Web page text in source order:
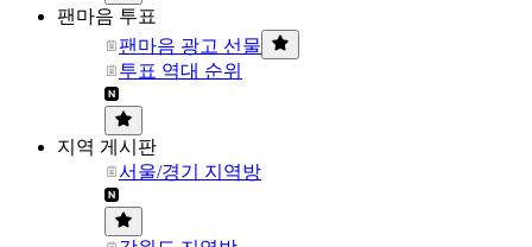
팬마음 투표
팬마음 광고 선물
투표 역대 순위
지역 게시판
서울/경기 지역방